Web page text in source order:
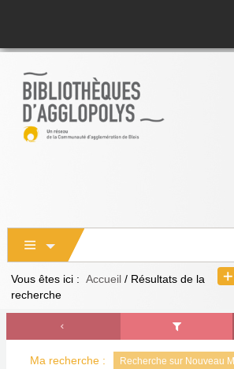
Vous êtes ici : Accueil / Résultats de la
recherche
Ma recherche : Recherche sur Nouveau